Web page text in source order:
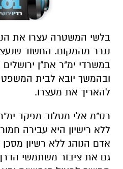
בלשי המשטרה עצרו את
נגרר מהמקום. החשוד
במשרדי ימ"ר את"ן
ובהמשך יובא לבית
להאריך את מעצרו.
רס"מ אלי מטלוב מפקד ימ"ר
ללא רישיון היא עבירה
אדם הנוהג ללא רשיון
גם את ציבור משתמשי